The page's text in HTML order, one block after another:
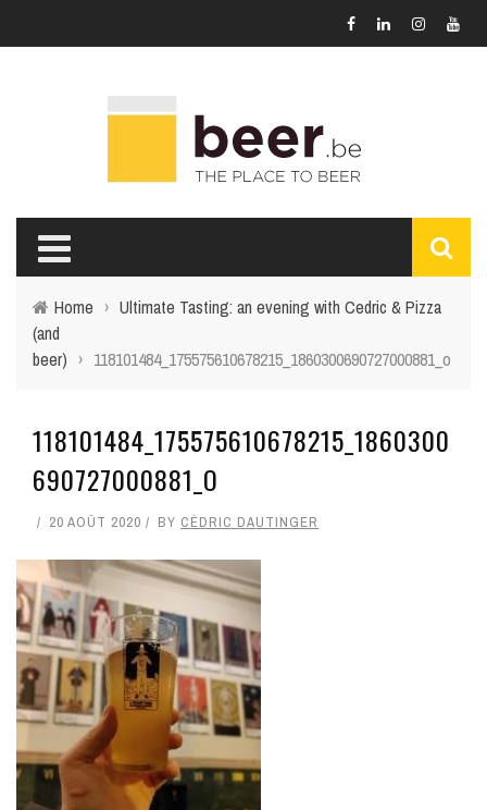
Home › Ultimate Tasting: an evening with Cedric & Pizza
(and
beer) › 118101484_175575610678215_1860300690727000881_o
118101484_175575610678215_1860300
690727000881_O
20 AOÛT 2020 BY CÉDRIC DAUTINGER